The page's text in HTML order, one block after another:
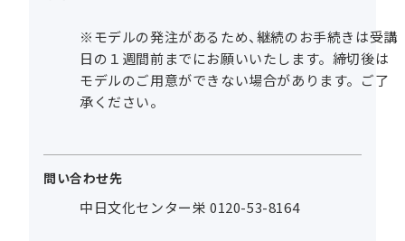
※モデルの発注があるため、継続のお手続きは受講
日の１週間前までにお願いいたします。締切後は
モデルのご用意ができない場合があります。ご了
承ください。
問い合わせ先
中日文化センター栄 0120-53-8164